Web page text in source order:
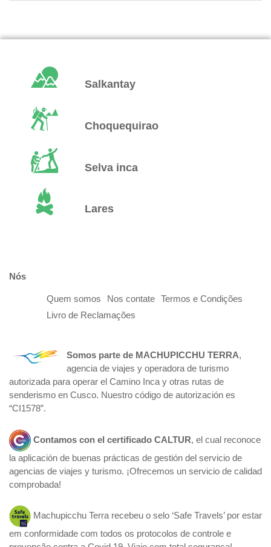
Salkantay
Choquequirao
Selva inca
Lares
Nós
Quem somos Nos contate
Termos e Condições
Livro de Reclamações
Somos parte de MACHUPICCHU TERRA,
agencia de viajes y operadora de turismo
autorizada para operar el Camino Inca y otras rutas de
senderismo en Cusco. Nuestro código de autorización es
“CI1578”.
Contamos con el certificado CALTUR, el cual reconoce
la aplicación de buenas prácticas de gestión del servicio de
agencias de viajes y turismo. ¡Ofrecemos un servicio de calidad
comprobada!
Machupicchu Terra recebeu o selo ‘Safe Travels’ por estar
em conformidade com todos os protocolos de controle e